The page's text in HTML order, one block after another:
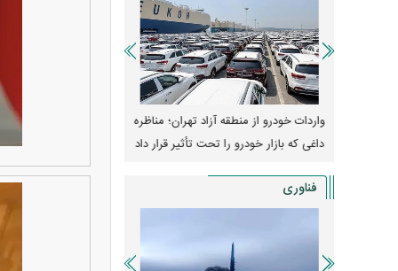
واردات خودرو از منطقه آزاد تهران؛ مناظره
داغی که بازار خودرو را تحت تأثیر قرار داد
قیمت خودرو وارد
واکنش بازار به
فناوری